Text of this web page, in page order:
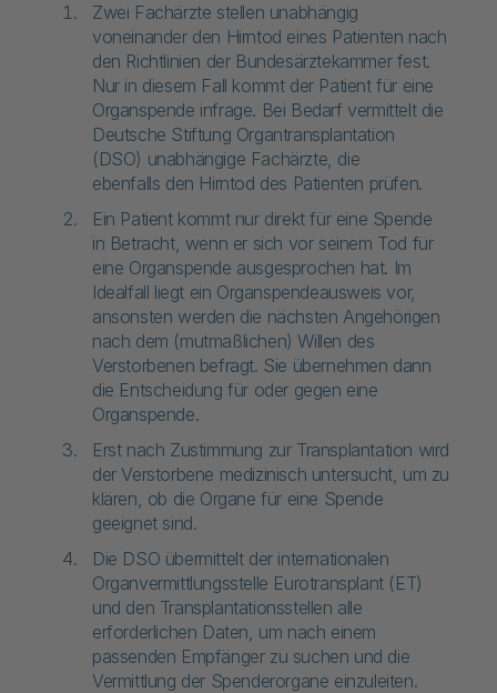
Zwei Fachärzte stellen unabhängig
voneinander den Hirntod eines Patienten nach
den Richtlinien der Bundesärztekammer fest.
Nur in diesem Fall kommt der Patient für eine
Organspende infrage. Bei Bedarf vermittelt die
Deutsche Stiftung Organtransplantation
(DSO) unabhängige Fachärzte, die
ebenfalls den Hirntod des Patienten prüfen.
Ein Patient kommt nur direkt für eine Spende
in Betracht, wenn er sich vor seinem Tod für
eine Organspende ausgesprochen hat. Im
Idealfall liegt ein Organspendeausweis vor,
ansonsten werden die nächsten Angehörigen
nach dem (mutmaßlichen) Willen des
Verstorbenen befragt. Sie übernehmen dann
die Entscheidung für oder gegen eine
Organspende.
Erst nach Zustimmung zur Transplantation wird
der Verstorbene medizinisch untersucht, um zu
klären, ob die Organe für eine Spende
geeignet sind.
Die DSO übermittelt der internationalen
Organvermittlungsstelle Eurotransplant (ET)
und den Transplantationsstellen alle
erforderlichen Daten, um nach einem
passenden Empfänger zu suchen und die
Vermittlung der Spenderorgane einzuleiten.